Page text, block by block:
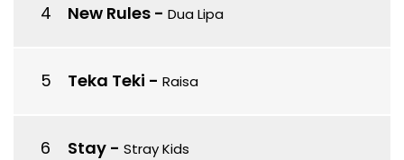
New Rules - Dua Lipa
Teka Teki - Raisa
Stay - Stray Kids